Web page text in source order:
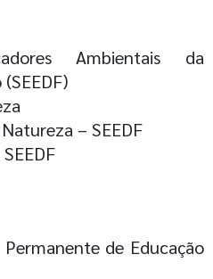
Ambientais da
– SEEDF
de Educação